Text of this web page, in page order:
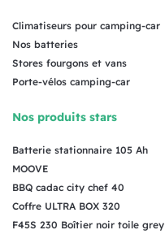
Climatiseurs pour camping-car
Nos batteries
Stores fourgons et vans
Porte-vélos camping-car
Nos produits stars
Batterie stationnaire 105 Ah
MOOVE
BBQ cadac city chef 40
Coffre ULTRA BOX 320
F45S 230 Boîtier noir toile grey